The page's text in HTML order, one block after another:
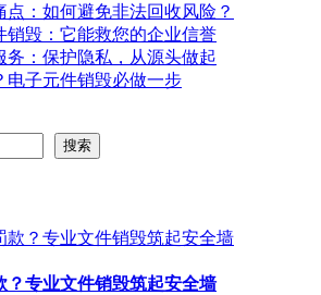
点：如何避免非法回收风险？
销毁：它能救您的企业信誉
务：保护隐私，从源头做起
电子元件销毁必做一步
搜索
？专业文件销毁筑起安全墙